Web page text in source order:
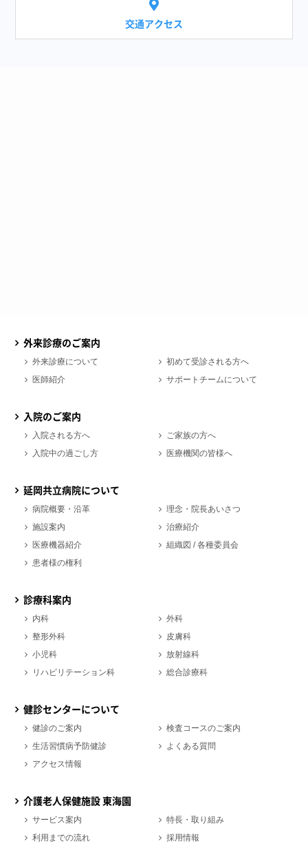
交通アクセス
外来診療のご案内
外来診療について
初めて受診される方へ
医師紹介
サポートチームについて
入院のご案内
入院される方へ
ご家族の方へ
入院中の過ごし方
医療機関の皆様へ
延岡共立病院について
病院概要・沿革
理念・院長あいさつ
施設案内
治療紹介
医療機器紹介
組織図 / 各種委員会
患者様の権利
診療科案内
内科
外科
整形外科
皮膚科
小児科
放射線科
リハビリテーション科
総合診療科
健診センターについて
健診のご案内
検査コースのご案内
生活習慣病予防健診
よくある質問
アクセス情報
介護老人保健施設 東海園
サービス案内
特長・取り組み
利用までの流れ
採用情報